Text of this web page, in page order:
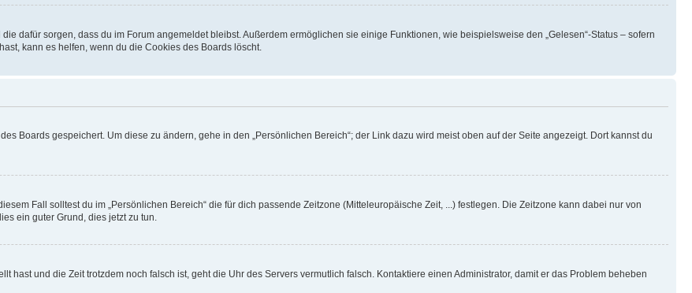
dafür sorgen, dass du im Forum angemeldet bleibst. Außerdem ermöglichen sie einige Funktionen, wie beispielsweise den „Gelesen“-Status – sofern
kann es helfen, wenn du die Cookies des Boards löscht.
Boards gespeichert. Um diese zu ändern, gehe in den „Persönlichen Bereich“; der Link dazu wird meist oben auf der Seite angezeigt. Dort kannst du
Fall solltest du im „Persönlichen Bereich“ die für dich passende Zeitzone (Mitteleuropäische Zeit, ...) festlegen. Die Zeitzone kann dabei nur von
ein guter Grund, dies jetzt zu tun.
hast und die Zeit trotzdem noch falsch ist, geht die Uhr des Servers vermutlich falsch. Kontaktiere einen Administrator, damit er das Problem beheben